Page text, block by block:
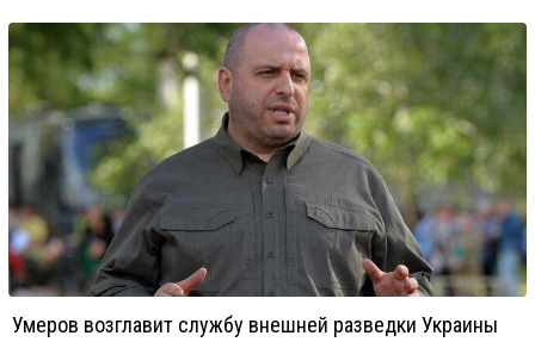
Умеров возглавит службу внешней разведки Украины